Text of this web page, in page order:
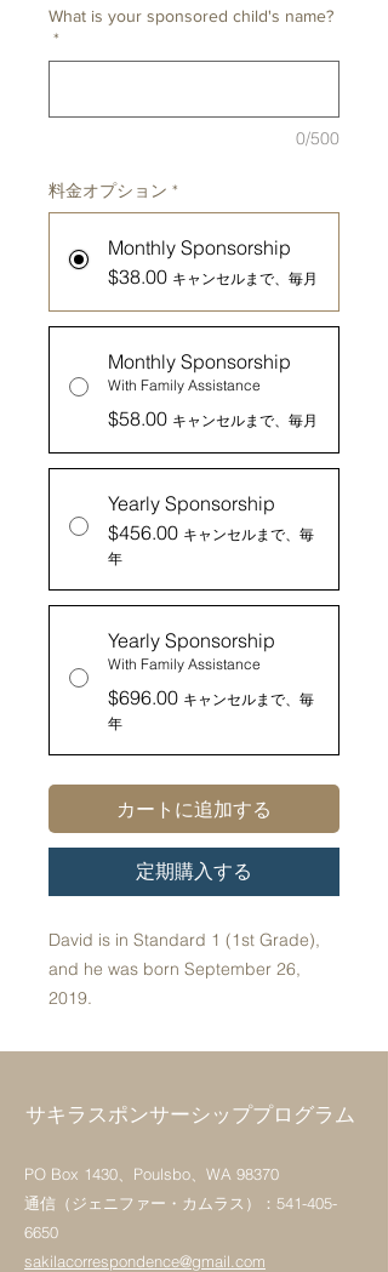
What is your sponsored child's name?
*
0/500
料金オプション *
Monthly Sponsorship
$38.00 キャンセルまで、毎月
Monthly Sponsorship
With Family Assistance
$58.00 キャンセルまで、毎月
Yearly Sponsorship
$456.00 キャンセルまで、毎
年
Yearly Sponsorship
With Family Assistance
$696.00 キャンセルまで、毎
年
カートに追加する
定期購入する
David is in Standard 1 (1st Grade),
and he was born September 26,
2019.
サキラスポンサーシッププログラム
PO Box 1430、Poulsbo、WA 98370
通信（ジェニファー・カムラス）：541-405-
6650
sakilacorrespondence@gmail.com